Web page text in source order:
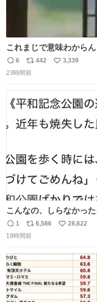
これまじで意味わから
返
信
6
リ
ポ
ト
数
442
い
数
3,339
23時間前
こんなの、しらなかっ
返
信
1
リ
ポ
ト
数
6,586
い
数
28,622
19時間前